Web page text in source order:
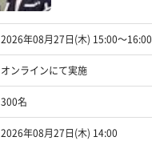
2026年08月27日(木) 15:00〜16:00
オンラインにて実施
300名
2026年08月27日(木) 14:00